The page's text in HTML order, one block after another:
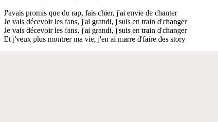
J'avais promis que du rap, fais chier, j'ai envie de chanter
Je vais décevoir les fans, j'ai grandi, j'suis en train d'changer
Je vais décevoir les fans, j'ai grandi, j'suis en train d'changer
Et j'veux plus montrer ma vie, j'en ai marre d'faire des story